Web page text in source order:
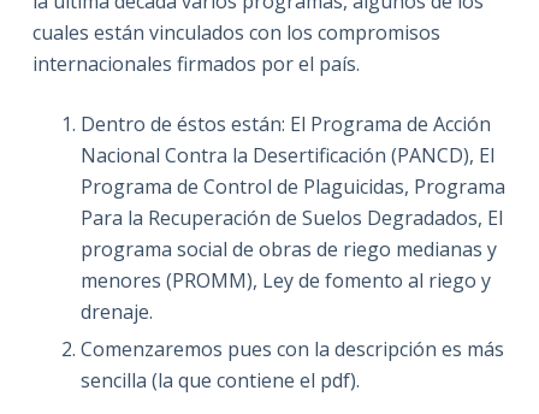
cuales están vinculados con los compromisos
internacionales firmados por el país.
Dentro de éstos están: El Programa de Acción
Nacional Contra la Desertificación (PANCD), El
Programa de Control de Plaguicidas, Programa
Para la Recuperación de Suelos Degradados, El
programa social de obras de riego medianas y
menores (PROMM), Ley de fomento al riego y
drenaje.
Comenzaremos pues con la descripción es más
sencilla (la que contiene el pdf).